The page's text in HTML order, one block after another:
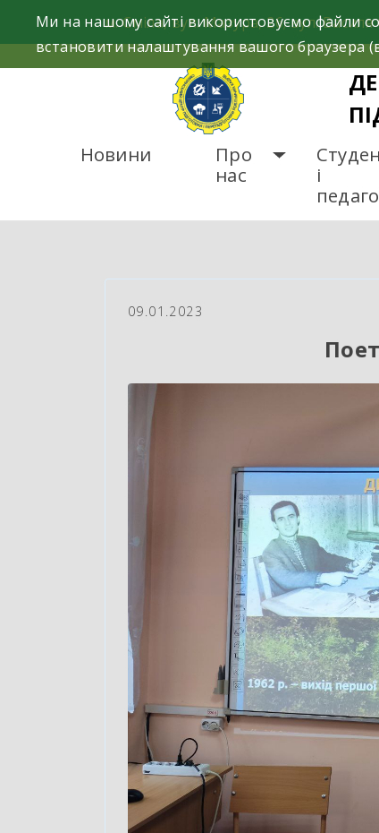
м. Сміла, вул. Мазура, 26; вул. Василя
Новини
Про
нас
і
09.01.2023
Ми на нашому сайті використовуємо файли
встановити налаштування вашого браузера